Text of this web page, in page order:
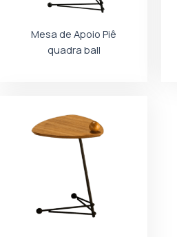
Mesa de Apoio Piê
quadra ball